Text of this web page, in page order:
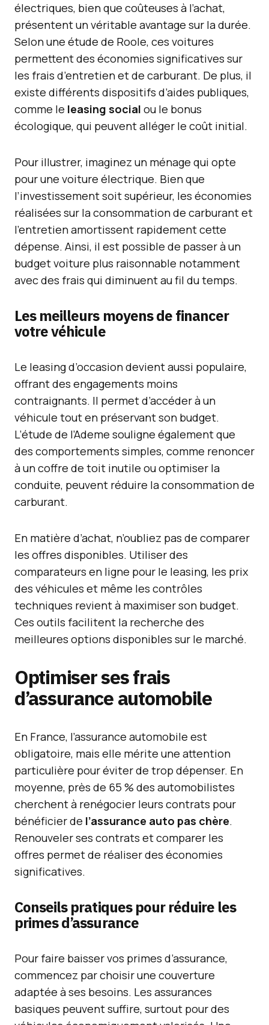
électriques, bien que coûteuses à l’achat,
présentent un véritable avantage sur la durée.
Selon une étude de Roole, ces voitures
permettent des économies significatives sur
les frais d’entretien et de carburant. De plus, il
existe différents dispositifs d’aides publiques,
comme le leasing social ou le bonus
écologique, qui peuvent alléger le coût initial.
Pour illustrer, imaginez un ménage qui opte
pour une voiture électrique. Bien que
l’investissement soit supérieur, les économies
réalisées sur la consommation de carburant et
l’entretien amortissent rapidement cette
dépense. Ainsi, il est possible de passer à un
budget voiture plus raisonnable notamment
avec des frais qui diminuent au fil du temps.
Les meilleurs moyens de financer
votre véhicule
Le leasing d’occasion devient aussi populaire,
offrant des engagements moins
contraignants. Il permet d’accéder à un
véhicule tout en préservant son budget.
L’étude de l’Ademe souligne également que
des comportements simples, comme renoncer
à un coffre de toit inutile ou optimiser la
conduite, peuvent réduire la consommation de
carburant.
En matière d’achat, n’oubliez pas de comparer
les offres disponibles. Utiliser des
comparateurs en ligne pour le leasing, les prix
des véhicules et même les contrôles
techniques revient à maximiser son budget.
Ces outils facilitent la recherche des
meilleures options disponibles sur le marché.
Optimiser ses frais
d’assurance automobile
En France, l’assurance automobile est
obligatoire, mais elle mérite une attention
particulière pour éviter de trop dépenser. En
moyenne, près de 65 % des automobilistes
cherchent à renégocier leurs contrats pour
bénéficier de l’assurance auto pas chère.
Renouveler ses contrats et comparer les
offres permet de réaliser des économies
significatives.
Conseils pratiques pour réduire les
primes d’assurance
Pour faire baisser vos primes d’assurance,
commencez par choisir une couverture
adaptée à ses besoins. Les assurances
basiques peuvent suffire, surtout pour des